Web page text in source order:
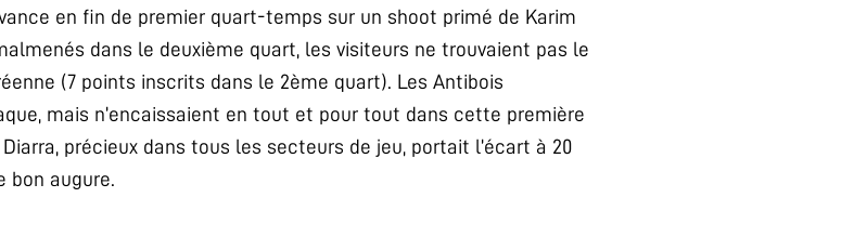
en fin de premier quart-temps sur un shoot primé de Karim
dans le deuxième quart, les visiteurs ne trouvaient pas le
(7 points inscrits dans le 2ème quart). Les Antibois
mais n’encaissaient en tout et pour tout dans cette première
précieux dans tous les secteurs de jeu, portait l’écart à 20
bon augure.